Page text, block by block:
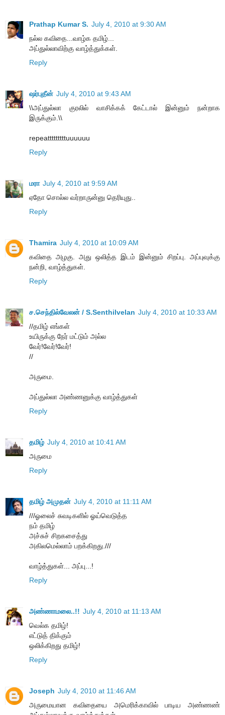
Prathap Kumar S. July 4, 2010 at 9:30 AM
நல்ல கவிதை...வாழ்க தமிழ்...
அப்துல்லாவிற்கு வாழ்த்துக்கள்.
Reply
ஷர்புதீன் July 4, 2010 at 9:43 AM
\\அப்துல்லா குரலில் வாசிக்கக் கேட்டால் இன்னும் நன்றாக
இருக்கும்.\\
repeatttttttttuuuuuu
Reply
மரா July 4, 2010 at 9:59 AM
ஏதோ சொல்ல வர்றாருன்னு தெரியுது..
Reply
Thamira July 4, 2010 at 10:09 AM
கவிதை அழகு. அது ஒலித்த இடம் இன்னும் சிறப்பு. அப்புவுக்கு
நன்றி, வாழ்த்துகள்.
Reply
ச.செந்தில்வேலன் / S.Senthilvelan July 4, 2010 at 10:33 AM
//தமிழ் எங்கள்
உயிருக்கு நேர் மட்டும் அல்ல
வேர்!வேர்!வேர்!
//
அருமை.
அப்துல்லா அண்ணனுக்கு வாழ்த்துகள்
Reply
தமிழ் July 4, 2010 at 10:41 AM
அருமை
Reply
தமிழ் அமுதன் July 4, 2010 at 11:11 AM
///ஓலைச் சுவடிகளில் ஓய்வெடுத்த
நம் தமிழ்
அச்சுச் சிறகசைத்து
அகிலமெல்லாம் பறக்கிறது.///
வாழ்த்துகள்... அப்பு...!
Reply
அண்ணாமலை..!! July 4, 2010 at 11:13 AM
வெல்க தமிழ்!
எட்டுத் திக்கும்
ஒலிக்கிறது தமிழ்!
Reply
Joseph July 4, 2010 at 11:46 AM
அருமையான கவிதையை அமெரிக்காவில் பாடிய அண்ணண்